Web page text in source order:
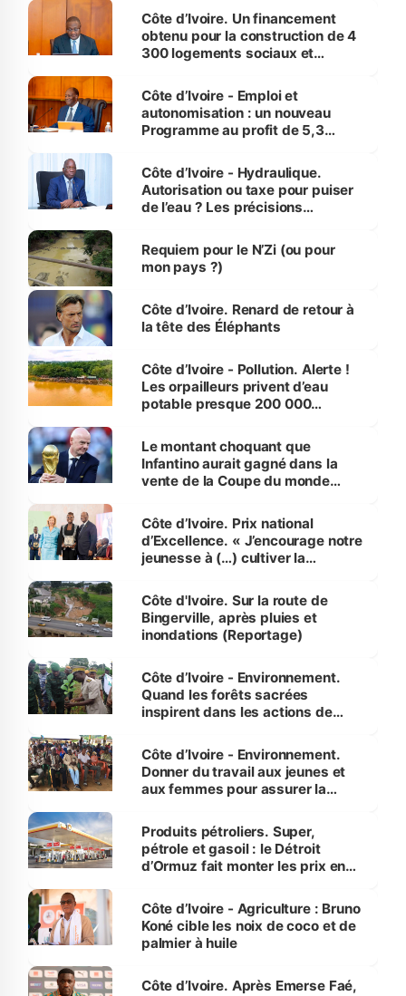
Côte d’Ivoire. Un financement
obtenu pour la construction de 4
300 logements sociaux et
et Yamoussoukro
Côte d’Ivoire - Emploi et
autonomisation : un nouveau
Programme au profit de 5,3
Côte d’Ivoire - Hydraulique.
Autorisation ou taxe pour puiser
de l’eau ? Les précisions
Requiem pour le N’Zi (ou pour
mon pays ?)
Côte d’Ivoire. Renard de retour à
la tête des Éléphants
Côte d’Ivoire - Pollution. Alerte !
Les orpailleurs privent d’eau
potable presque 200 000
Le montant choquant que
Infantino aurait gagné dans la
vente de la Coupe du monde
Côte d’Ivoire. Prix national
d’Excellence. « J’encourage notre
jeunesse à (…) cultiver la
(Alassane Ouattara
Côte d'Ivoire. Sur la route de
Bingerville, après pluies et
inondations (Reportage)
Côte d’Ivoire - Environnement.
Quand les forêts sacrées
inspirent dans les actions de
Côte d’Ivoire - Environnement.
Donner du travail aux jeunes et
aux femmes pour assurer la
menacées
Produits pétroliers. Super,
pétrole et gasoil : le Détroit
d’Ormuz fait monter les prix en
Côte d’Ivoire - Agriculture : Bruno
Koné cible les noix de coco et de
palmier à huile
Côte d’Ivoire. Après Emerse Faé,